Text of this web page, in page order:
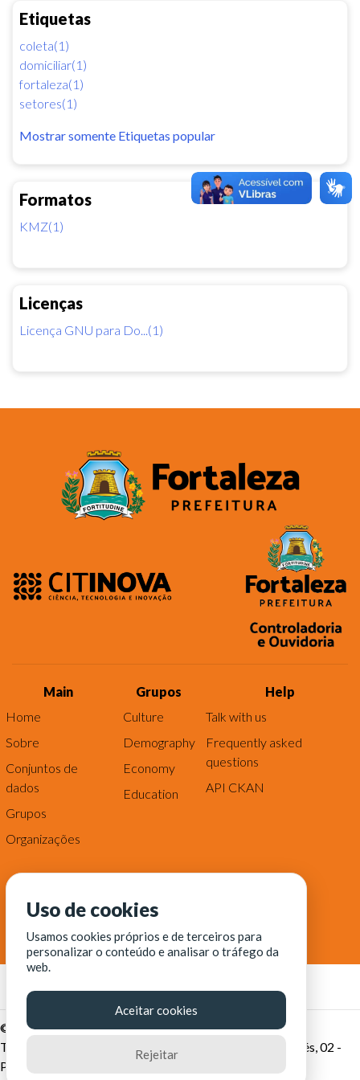
Etiquetas
coleta(1)
domiciliar(1)
fortaleza(1)
setores(1)
Mostrar somente Etiquetas popular
Formatos
KMZ(1)
Licenças
Licença GNU para Do...(1)
Main
Home
Sobre
Conjuntos de
dados
Grupos
Organizações
Grupos
Culture
Demography
Economy
Education
Help
Talk with us
Frequently asked
questions
API CKAN
© Fortaleza Digital || CITINOVA - Fundação de Ciência,
Tecnologia e Inovação de Fortaleza - Rua dos Tremembés, 02 -
Praia de Iracema - Fortaleza-CE
Uso de cookies
Usamos cookies próprios e de terceiros para
personalizar o conteúdo e analisar o tráfego da
web.
Aceitar cookies
Rejeitar